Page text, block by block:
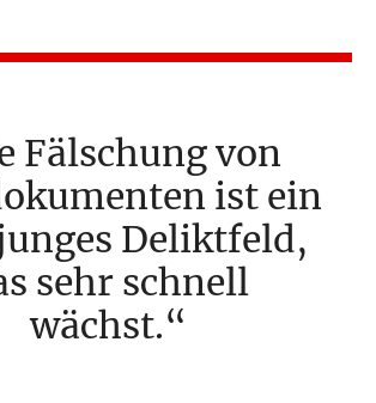
Fälschung von
ist ein
Deliktfeld,
sehr schnell
wächst.